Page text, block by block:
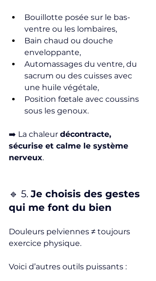
Bouillotte posée sur le bas-
ventre ou les lombaires,
Bain chaud ou douche
enveloppante,
Automassages du ventre, du
sacrum ou des cuisses avec
une huile végétale,
Position fœtale avec coussins
sous les genoux.
➡️ La chaleur décontracte,
sécurise et calme le système
nerveux.
🔹 5. Je choisis des gestes
qui me font du bien
Douleurs pelviennes ≠ toujours
exercice physique.
Voici d’autres outils puissants :